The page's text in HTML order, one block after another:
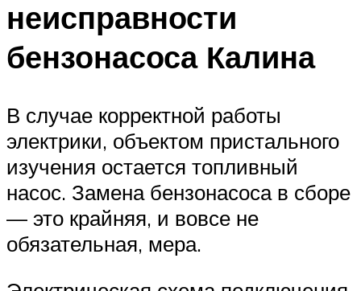
неисправности
бензонасоса Калина
В случае корректной работы
электрики, объектом пристального
изучения остается топливный
насос. Замена бензонасоса в сборе
— это крайняя, и вовсе не
обязательная, мера.